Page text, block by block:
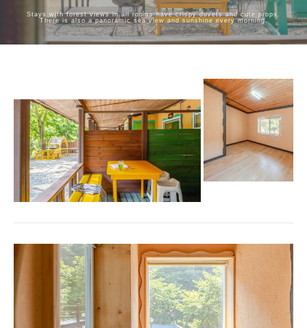
Stays with forest views in all rooms have crispy duvets and cute props.
There is also a panoramic sea view and sunshine every morning.